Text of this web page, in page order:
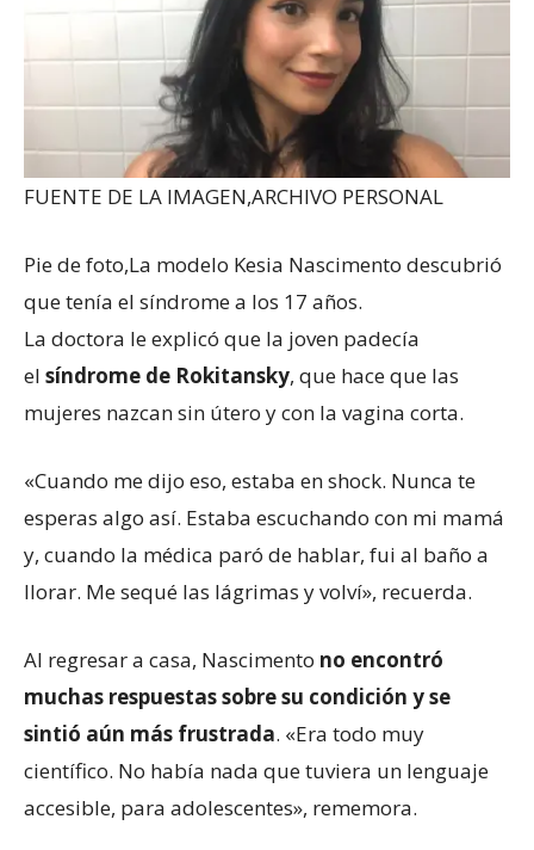
FUENTE DE LA IMAGEN,ARCHIVO PERSONAL
Pie de foto,La modelo Kesia Nascimento descubrió
que tenía el síndrome a los 17 años.
La doctora le explicó que la joven padecía
el síndrome de Rokitansky, que hace que las
mujeres nazcan sin útero y con la vagina corta.
«Cuando me dijo eso, estaba en shock. Nunca te
esperas algo así. Estaba escuchando con mi mamá
y, cuando la médica paró de hablar, fui al baño a
llorar. Me sequé las lágrimas y volví», recuerda.
Al regresar a casa, Nascimento no encontró
muchas respuestas sobresu condición y se
sintió aún más frustrada. «Era todo muy
científico. No había nada que tuviera un lenguaje
accesible, para adolescentes», rememora.